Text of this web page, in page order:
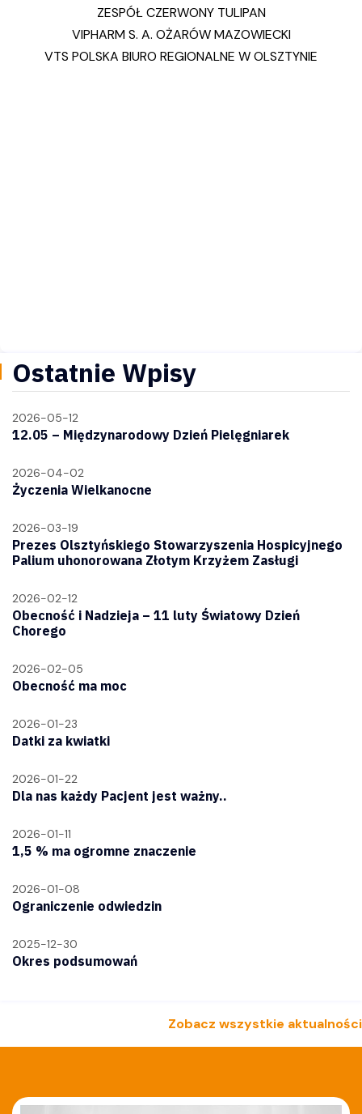
ZESPÓŁ CZERWONY TULIPAN
VIPHARM S. A. OŻARÓW MAZOWIECKI
VTS POLSKA BIURO REGIONALNE W OLSZTYNIE
Ostatnie Wpisy
2026-05-12
12.05 – Międzynarodowy Dzień Pielęgniarek
2026-04-02
Życzenia Wielkanocne
2026-03-19
Prezes Olsztyńskiego Stowarzyszenia Hospicyjnego
Palium uhonorowana Złotym Krzyżem Zasługi
2026-02-12
Obecność i Nadzieja – 11 luty Światowy Dzień
Chorego
2026-02-05
Obecność ma moc
2026-01-23
Datki za kwiatki
2026-01-22
Dla nas każdy Pacjent jest ważny..
2026-01-11
1,5 % ma ogromne znaczenie
2026-01-08
Ograniczenie odwiedzin
2025-12-30
Okres podsumowań
Zobacz wszystkie aktualności